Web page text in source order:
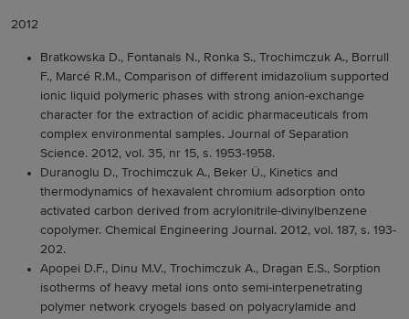
2012
Bratkowska D., Fontanals N., Ronka S., Trochimczuk A., Borrull
F., Marcé R.M., Comparison of different imidazolium supported
ionic liquid polymeric phases with strong anion-exchange
character for the extraction of acidic pharmaceuticals from
complex environmental samples. Journal of Separation
Science. 2012, vol. 35, nr 15, s. 1953-1958.
Duranoglu D., Trochimczuk A., Beker Ü., Kinetics and
thermodynamics of hexavalent chromium adsorption onto
activated carbon derived from acrylonitrile-divinylbenzene
copolymer. Chemical Engineering Journal. 2012, vol. 187, s. 193-
202.
Apopei D.F., Dinu M.V., Trochimczuk A., Dragan E.S., Sorption
isotherms of heavy metal ions onto semi-interpenetrating
polymer network cryogels based on polyacrylamide and